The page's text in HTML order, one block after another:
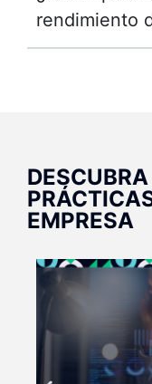
rendimiento
EMPRESA